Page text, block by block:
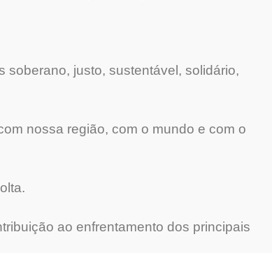
soberano, justo, sustentável, solidário,
nossa região, com o mundo e com o
ao enfrentamento dos principais